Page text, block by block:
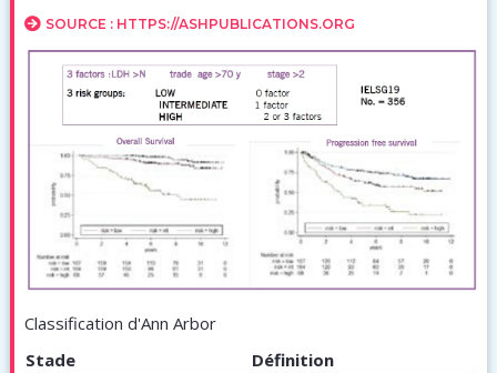
SOURCE : HTTPS://ASHPUBLICATIONS.ORG
Classification d'Ann Arbor
Stade
Définition